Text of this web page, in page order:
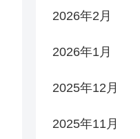
2026年2月
2026年1月
2025年12月
2025年11月